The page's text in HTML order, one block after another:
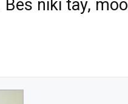
niki tay,